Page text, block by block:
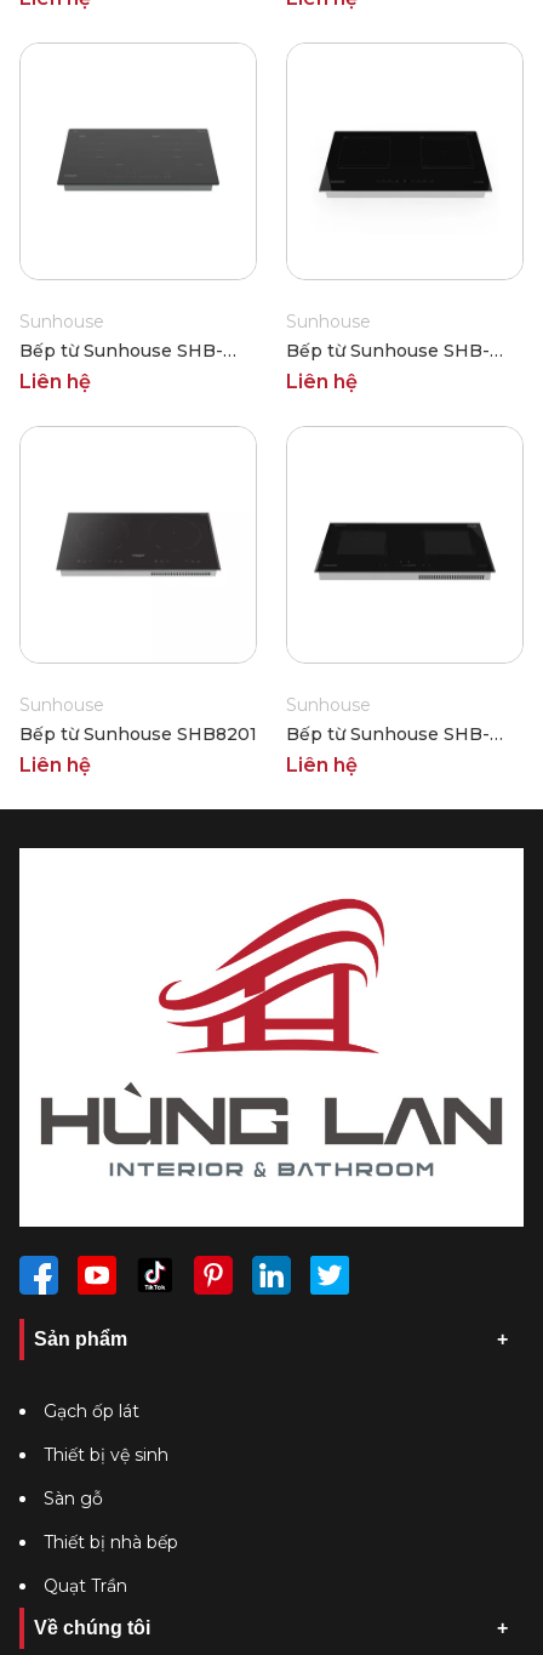
Sunhouse
Bếp từ Sunhouse SHB-
26TQH
Liên hệ
Sunhouse
Bếp từ Sunhouse SHB-
06HN
Liên hệ
Sunhouse
Bếp từ Sunhouse SHB8201
Liên hệ
Sunhouse
Bếp từ Sunhouse SHB-
DI19 PLUS
Liên hệ
Sản phẩm
Gạch ốp lát
Thiết bị vệ sinh
Sàn gỗ
Thiết bị nhà bếp
Quạt Trần
Về chúng tôi